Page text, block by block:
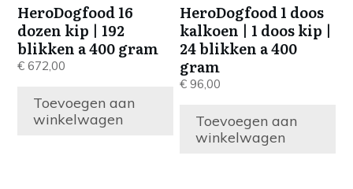
HeroDogfood 16
dozen kip | 192
blikken a 400 gram
€ 672,00
Toevoegen aan
winkelwagen
HeroDogfood 1 doos
kalkoen | 1 doos kip |
24 blikken a 400
gram
€ 96,00
Toevoegen aan
winkelwagen